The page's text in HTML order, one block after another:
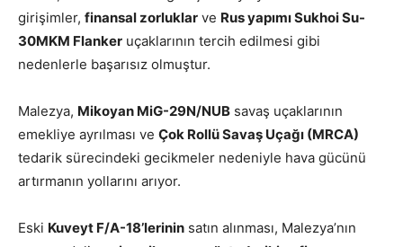
girişimler, finansal zorluklar ve Rus yapımı Sukhoi Su-
30MKM Flanker uçaklarının tercih edilmesi gibi
nedenlerle başarısız olmuştur.
Malezya, Mikoyan MiG-29N/NUB savaş uçaklarının
emekliye ayrılması ve Çok Rollü Savaş Uçağı (MRCA)
tedarik sürecindeki gecikmeler nedeniyle hava gücünü
artırmanın yollarını arıyor.
Eski Kuveyt F/A-18’lerinin satın alınması, Malezya’nın